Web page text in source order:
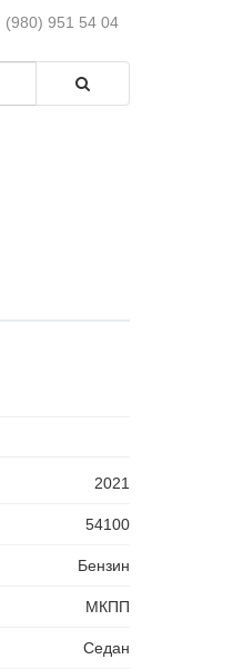
(980) 951 54 04
2021
54100
Бензин
МКПП
Седан